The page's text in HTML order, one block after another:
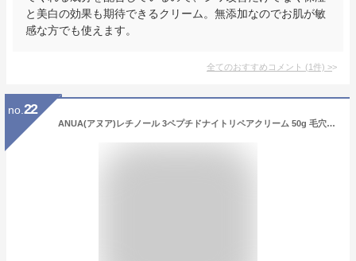
と美白の効果も期待できるクリーム。無添加なのでお肌が敏
感な方でも使えます。
全てのおすすめコメント (1件) >
no. 22
ANUA(アヌア)レチノール 3ペプチドナイトリペアクリーム 50g 毛穴 水分保湿 レチノールクリーム retinol cream スキンケア【公式・正規品】